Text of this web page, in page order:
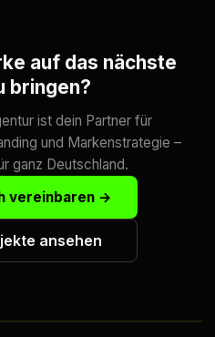
auf das nächste
bringen?
ist dein Partner für
und Markenstrategie –
ganz Deutschland.
vereinbaren →
ansehen